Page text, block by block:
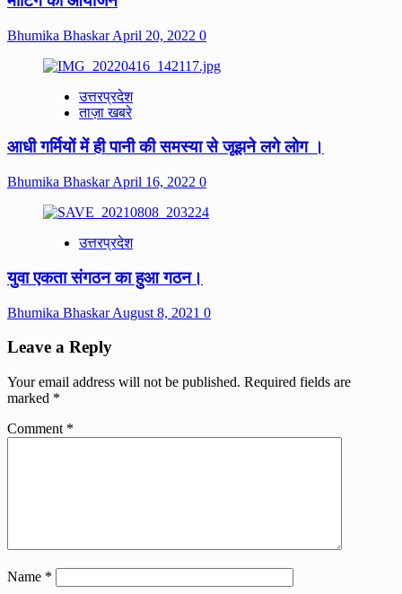
Bhumika BhaskarApril 20, 2022 0
उत्तरप्रदेश
ताज़ा खबरे
आधी गर्मियों में ही पानी की समस्या से जूझने लगे लोग ।
Bhumika BhaskarApril 16, 2022 0
उत्तरप्रदेश
युवा एकता संगठन का हुआ गठन।
Bhumika BhaskarAugust 8, 2021 0
Leave a Reply
Your email address will not be published. Required fields are
marked *
Comment *
Name *